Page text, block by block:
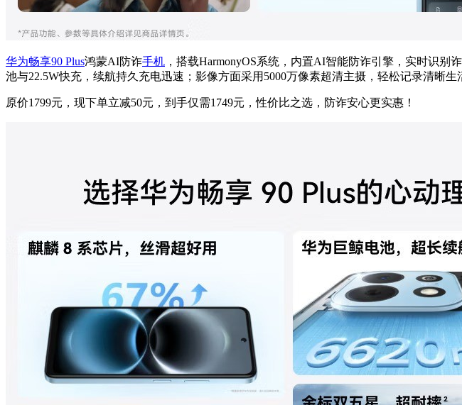
华为畅享90 Plus鸿蒙AI防诈手机 ，搭载HarmonyOS系统，内置AI智能防诈引擎，实时识
池与22.5W快充，续航持久充电迅速；影像方面采用5000万像素超清主摄，轻松记录清晰生
原价1799元，现下单立减50元，到手仅需1749元，性价比之选，防诈安心更实惠！